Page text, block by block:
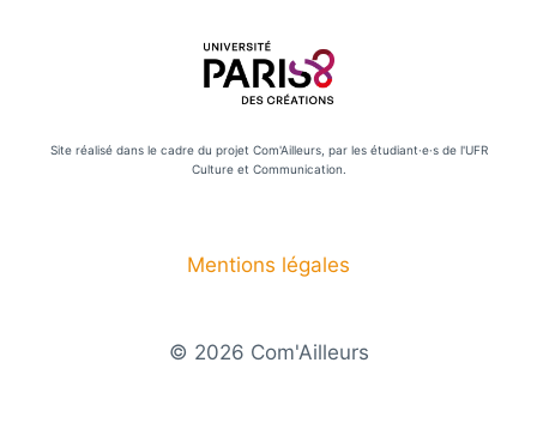
Site réalisé dans le cadre du projet Com'Ailleurs, par les étudiant·e·s de l'UFR
Culture et Communication.
Mentions légales
© 2026 Com'Ailleurs